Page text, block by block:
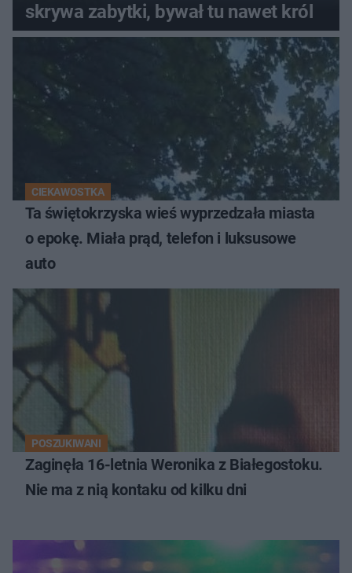
skrywa zabytki, bywał tu nawet król
CIEKAWOSTKA
Ta świętokrzyska wieś wyprzedzała miasta
o epokę. Miała prąd, telefon i luksusowe
auto
POSZUKIWANI
Zaginęła 16-letnia Weronika z Białegostoku.
Nie ma z nią kontaku od kilku dni